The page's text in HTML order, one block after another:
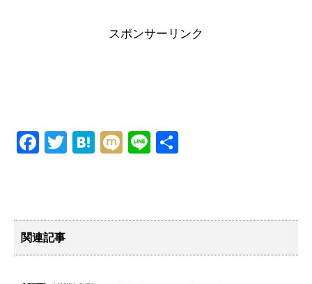
スポンサーリンク
F
b
o
T
H
M
Li
関連記事